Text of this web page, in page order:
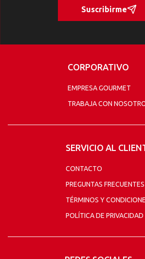
Suscribirme
CORPORATIVO
EMPRESA GOURMET
TRABAJA CON
SERVICIO AL
CONTACTO
PREGUNTAS FRECUENTES
TÉRMINOS Y
POLÍTICA DE PRIVACIDAD